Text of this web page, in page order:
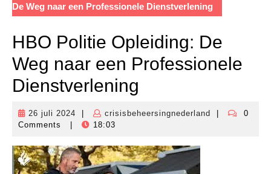
De Weg naar een Professionele Dienstverlening
HBO Politie Opleiding: De
Weg naar een Professionele
Dienstverlening
26 juli 2024
26
juli
crisisbeheersingnederland
0
Comments
18:03